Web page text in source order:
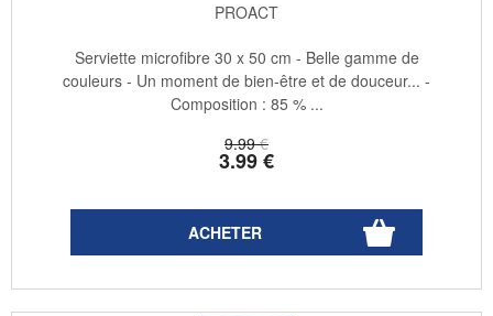
PROACT
9.99 €
3.99€
Serviette microfibre 30 x 50 cm - Belle gamme de
couleurs - Un moment de bien-être et de douceur... -
Composition : 85 % ...